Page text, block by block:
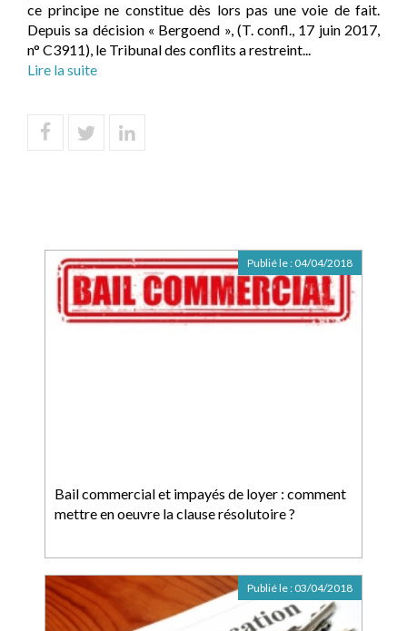
ce principe ne constitue dès lors pas une voie de fait.
Depuis sa décision « Bergoend », (T. confl., 17 juin 2017,
n° C3911), le Tribunal des conflits a restreint...
Lire la suite
Bail commercial et impayés de loyer : comment
mettre en oeuvre la clause résolutoire ?
Publié le : 04/04/2018
Publié le : 03/04/2018